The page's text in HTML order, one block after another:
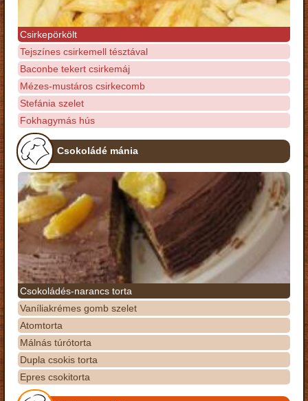
Csirkepörkölt
Tejszínes csirkemell tésztával
Baconbe tekert csirkemáj
Mézes-mustáros csirkecomb
Stefánia szelet
Fokhagymás hús
Csokoládé mánia
Csokoládés-narancs torta
Vaníliakrémes gomb szelet
Atomtorta
Málnás túrótorta
Dupla csokis torta
Epres csokitorta